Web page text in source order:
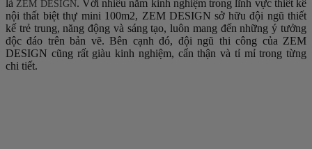
là ZEM DESIGN. Với nhiều năm kinh nghiệm trong lĩnh vực thiết kế
nội thất biệt thự mini 100m2, ZEM DESIGN sở hữu đội ngũ thiết
kế trẻ trung, năng động và sáng tạo, luôn mang đến những ý tưởng
độc đáo trên bản vẽ. Bên cạnh đó, đội ngũ thi công của ZEM
DESIGN cũng rất giàu kinh nghiệm, cẩn thận và tỉ mỉ trong từng
chi tiết.